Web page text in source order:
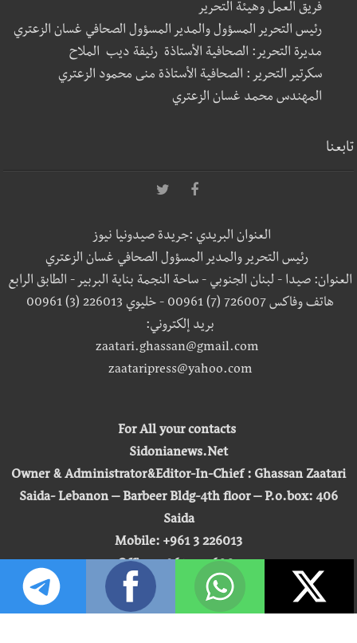
فريق العمل وهيئة التحرير
رئيس التحرير المسؤول والمدير المسؤول الصحافي غسان الزعتري
مديرة التحرير: الصحافية الأستاذة رئيفة ديب الملاح
سكرتير التحرير : الصحافية الأستاذة منى محمود الزعتري
المهندس محمد غسان الزعتري
تابعنا
العنوان البريدي :جريدة صيدونيا نيوز
رئيس التحرير والمدير المسؤول الصحافي غسان الزعتري
العنوان: صيدا - لبنان الجنوبي - ساحة النجمة بناية البربير - الطابق الرابع
هاتف وفاكس 726007 (7) 00961 - خليوي 226013 (3) 00961
بريد إلكتروني:
zaatari.ghassan@gmail.com
zaataripress@yahoo.com
For All your contacts
Sidonianews.Net
Owner & Administrator&Editor-In-Chief : Ghassan Zaatari
Saida- Lebanon – Barbeer Bldg-4th floor – P.o.box: 406
Saida
Mobile: +961 3 226013
Office: +961 7 726007
Email:
zaatari.ghassan@gmail.com